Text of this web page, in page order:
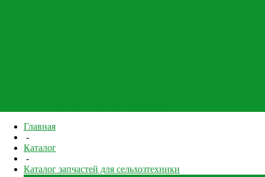
Главная
-
Каталог
-
Каталог запчастей для сельхозтехники